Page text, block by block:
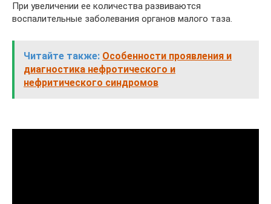
При увеличении ее количества развиваются
воспалительные заболевания органов малого таза.
Читайте также: Особенности проявления и
диагностика нефротического и
нефритического синдромов